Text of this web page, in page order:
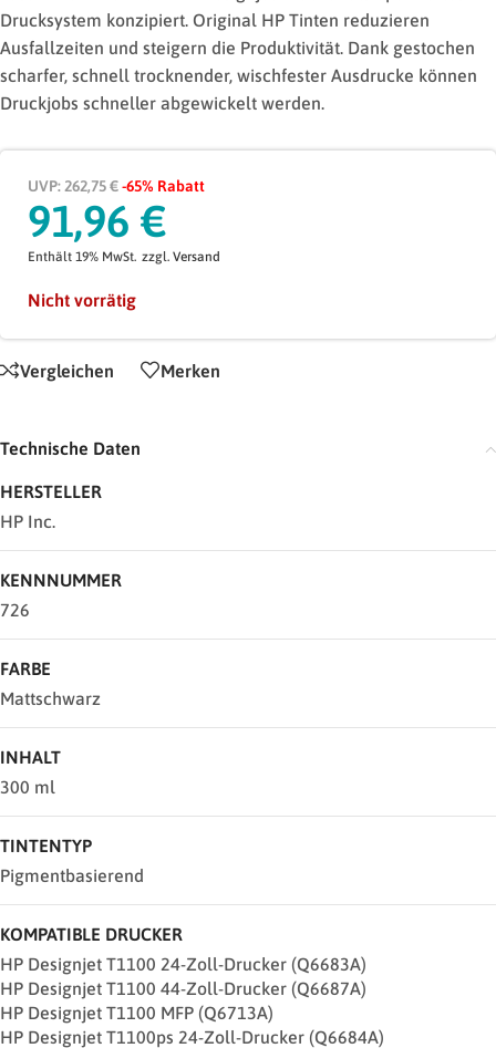
Drucksystem konzipiert. Original HP Tinten reduzieren
Ausfallzeiten und steigern die Produktivität. Dank gestochen
scharfer, schnell trocknender, wischfester Ausdrucke können
Druckjobs schneller abgewickelt werden.
UVP: 262,75 €-65% Rabatt
91,96 €
Enthält 19% MwSt. zzgl. Versand
Nicht vorrätig
Vergleichen Merken
Technische Daten
HERSTELLER
HP Inc.
KENNNUMMER
726
FARBE
Mattschwarz
INHALT
300 ml
TINTENTYP
Pigmentbasierend
KOMPATIBLE DRUCKER
HP Designjet T1100 24-Zoll-Drucker (Q6683A)
HP Designjet T1100 44-Zoll-Drucker (Q6687A)
HP Designjet T1100 MFP (Q6713A)
HP Designjet T1100ps 24-Zoll-Drucker (Q6684A)